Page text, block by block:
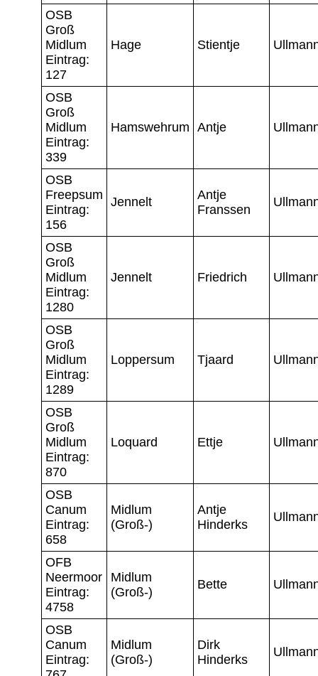
OSB
Groß
Midlum
Eintrag:
127
Hage Stientje
OSB
Groß
Midlum
Eintrag:
339
Hamswehrum Antje
OSB
Freepsum
Eintrag:
156
Jennelt
Antje
Franssen
OSB
Groß
Midlum
Eintrag:
1280
Jennelt Friedrich
OSB
Groß
Midlum
Eintrag:
1289
Loppersum Tjaard
OSB
Groß
Midlum
Eintrag:
870
Loquard Ettje
OSB
Canum
Eintrag:
658
Midlum
(Groß-)
Antje
Hinderks
OFB
Neermoor
Eintrag:
4758
Midlum
(Groß-)
Bette
OSB
Canum
Eintrag:
Midlum
(Groß-)
Dirk
Hinderks